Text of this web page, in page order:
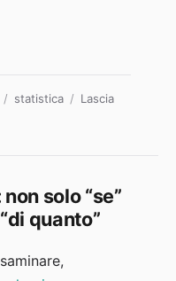
Categorie
statistica
Lascia
solo “se”
quanto”